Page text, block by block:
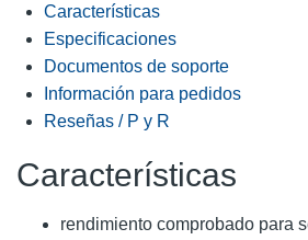
Características
Especificaciones
Documentos de soporte
Información para pedidos
Reseñas / P y R
Características
rendimiento comprobado para